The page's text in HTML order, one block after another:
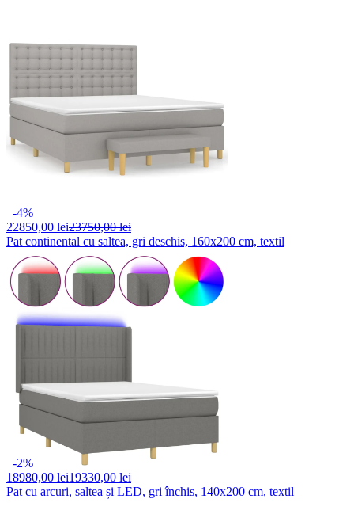
-4%
22850,00 lei23750,00 lei
Pat continental cu saltea, gri deschis, 160x200 cm, textil
-2%
18980,00 lei19330,00 lei
Pat cu arcuri, saltea și LED, gri închis, 140x200 cm, textil